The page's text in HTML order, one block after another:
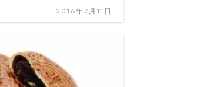
2016年7月11日